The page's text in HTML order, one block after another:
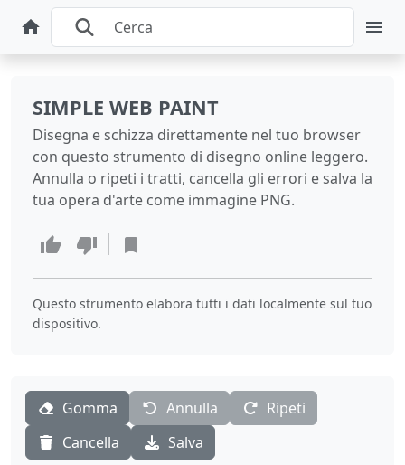
SIMPLE WEB PAINT
Disegna e schizza direttamente nel tuo browser
con questo strumento di disegno online leggero.
Annulla o ripeti i tratti, cancella gli errori e salva la
tua opera d'arte come immagine PNG.
Questo strumento elabora tutti i dati localmente sul tuo
dispositivo.
Gomma Annulla
Ripeti
Cancella
Salva